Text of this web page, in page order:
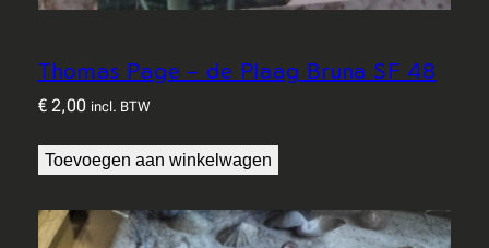
Thomas Page – de Plaag Bruna SF 48
€2,00 incl. BTW
Toevoegen aan winkelwagen